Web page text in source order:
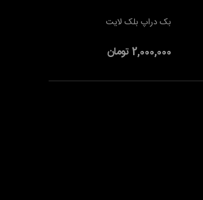
افزودن به سبد خریدبک دراپ بلک لایت
2,000,000 تومان